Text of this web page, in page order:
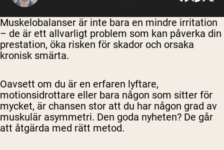
Muskelobalanser är inte bara en mindre irritation
– de är ett allvarligt problem som kan påverka din
prestation, öka risken för skador och orsaka
kronisk smärta.
Oavsett om du är en erfaren lyftare,
motionsidrottare eller bara någon som sitter för
mycket, är chansen stor att du har någon grad av
muskulär asymmetri. Den goda nyheten? De går
att åtgärda med rätt metod.